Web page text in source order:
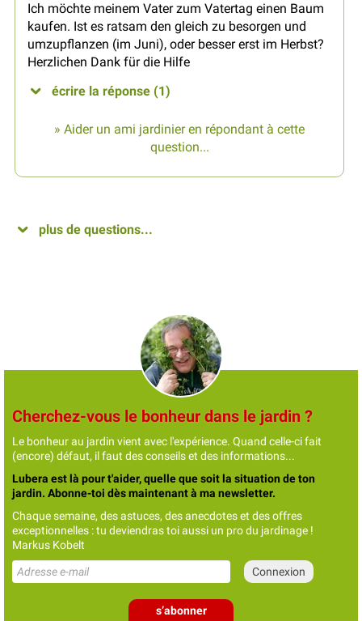
Ich möchte meinem Vater zum Vatertag einen Baum
kaufen. Ist es ratsam den gleich zu besorgen und
umzupflanzen (im Juni), oder besser erst im Herbst?
Herzlichen Dank für die Hilfe
écrire la réponse (1)
» Aider un ami jardinier en répondant à cette
question...
plus de questions...
Cherchez-vous le bonheur dans le jardin ?
Le bonheur au jardin vient avec l'expérience. Quand celle-ci fait
(encore) défaut, il faut des conseils et des informations...
Lubera est là pour t'aider, quelle que soit la situation de ton
jardin. Abonne-toi dès maintenant à ma newsletter.
Chaque semaine, des astuces, des anecdotes et des offres
exceptionnelles : tu deviendras toi aussi un pro du jardinage !
Markus Kobelt
s’abonner